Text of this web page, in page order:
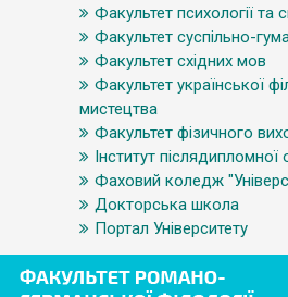
Факультет психології та
Факультет суспільно-
Факультет східних мов
Факультет української
мистецтва
Факультет фізичного
Інститут післядипломної
Фаховий коледж
Докторська школа
Портал Університету